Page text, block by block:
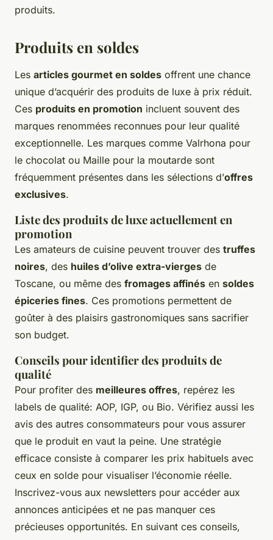
produits.
Produits en soldes
Les articles gourmet en soldes offrent une chance
unique d’acquérir des produits de luxe à prix réduit.
Ces produits en promotion incluent souvent des
marques renommées reconnues pour leur qualité
exceptionnelle. Les marques comme Valrhona pour
le chocolat ou Maille pour la moutarde sont
fréquemment présentes dans les sélections d’offres
exclusives.
Liste des produits de luxe actuellement en
promotion
Les amateurs de cuisine peuvent trouver des truffes
noires, des huiles d’olive extra-vierges de
Toscane, ou même des fromages affinés en soldes
épiceries fines. Ces promotions permettent de
goûter à des plaisirs gastronomiques sans sacrifier
son budget.
Conseils pour identifier des produits de
qualité
Pour profiter des meilleures offres, repérez les
labels de qualité: AOP, IGP, ou Bio. Vérifiez aussi les
avis des autres consommateurs pour vous assurer
que le produit en vaut la peine. Une stratégie
efficace consiste à comparer les prix habituels avec
ceux en solde pour visualiser l’économie réelle.
Inscrivez-vous aux newsletters pour accéder aux
annonces anticipées et ne pas manquer ces
précieuses opportunités. En suivant ces conseils,